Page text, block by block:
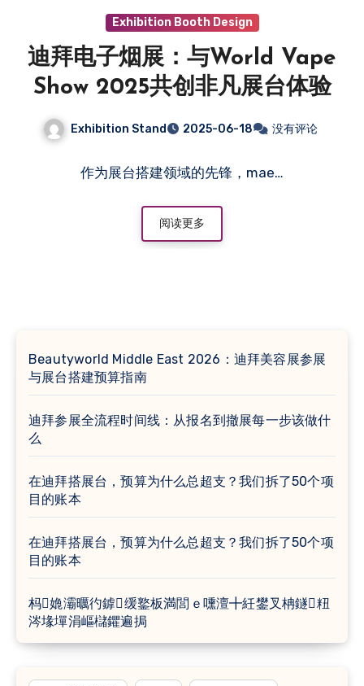
Exhibition Booth Design
迪拜电子烟展：与World Vape
Show 2025共创非凡展台体验
Exhibition Stand 2025-06-18 没有评论
作为展台搭建领域的先锋，mae…
阅读更多
Beautyworld Middle East 2026：迪拜美容展参展
与展台搭建预算指南
迪拜参展全流程时间线：从报名到撤展每一步该做什
么
在迪拜搭展台，预算为什么总超支？我们拆了50个项
目的账本
在迪拜搭展台，预算为什么总超支？我们拆了50个项
目的账本
杩嫓灞曞彴鎼缓鐜板満閭ｅ嚑澶╋紝鐢叉柟鐩粈
涔堟墠涓嶇櫧鑺遍挶